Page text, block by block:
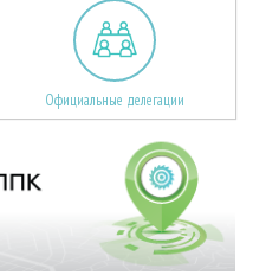
Официальные делегации